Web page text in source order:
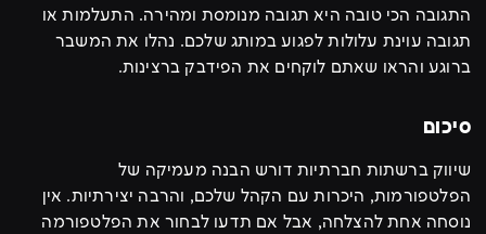
התגובה הכי טובה היא תגובה מנומסת ומהירה. התעלמות או
תגובה עוינת עלולות לפגוע במותג שלכם. נהלו את המשבר
ברוגע והראו שאתם לוקחים את הפידבק ברצינות.
סיכום
שיווק ברשתות חברתיות דורש הבנה מעמיקה של
הפלטפורמות, היכרות עם הקהל שלכם, והרבה יצירתיות. אין
נוסחה אחת להצלחה, אבל אם תדעו לבחור את הפלטפורמה